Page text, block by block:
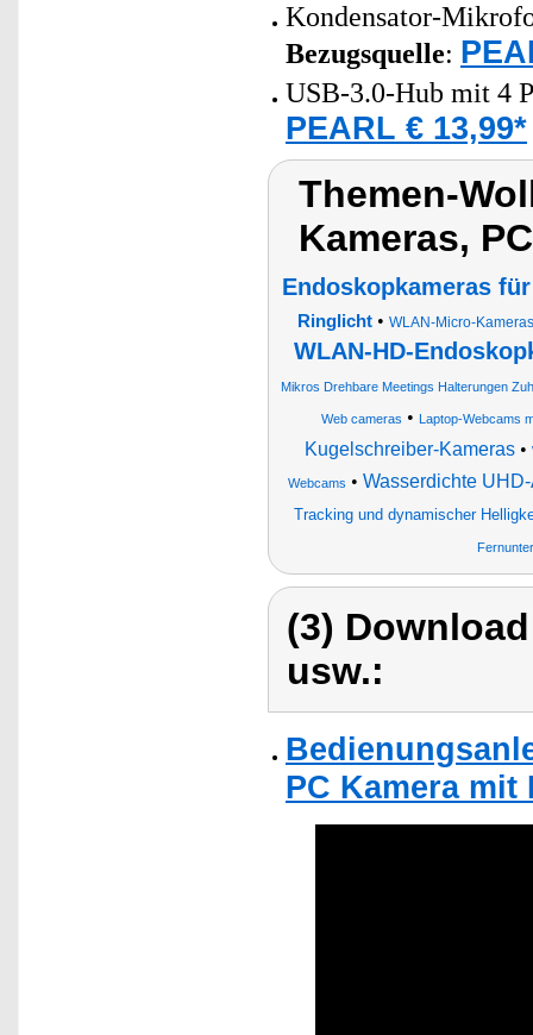
Kondensator-
Bezugsquelle:
USB-3.0-Hub mit 4
PEARL € 13,99*
Themen-
Kameras,
Endoskopkameras
Ringlicht • WLAN-Micro-
WLAN-HD-
Mikros Drehbare Meetings Halterungen
Web cameras • Laptop-Webcams
Kugelschreiber-Kameras •
Webcams • Wasserdichte
Tracking und dynamischer
(3)
usw.:
PC Kamera